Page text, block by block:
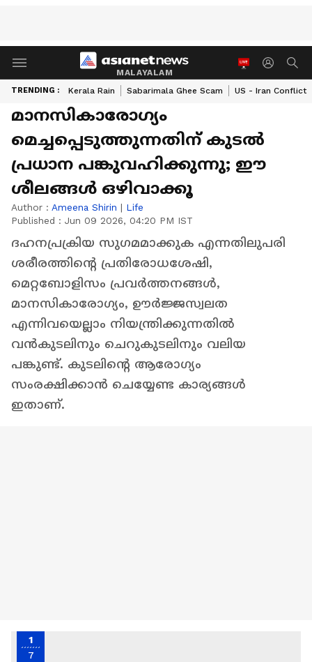
MALAYALAM
TRENDING : Kerala Rain Sabarimala Ghee Scam US - Iran Conflict
മാനസികാരോഗ്യം
മെച്ചപ്പെടുത്തുന്നതിന് കുടൽ
പ്രധാന പങ്കുവഹിക്കുന്നു; ഈ
ശീലങ്ങൾ ഒഴിവാക്കൂ
Author : Ameena Shirin | Life
Published : Jun 09 2026, 04:20 PM IST
ദഹനപ്രക്രിയ സുഗമമാക്കുക എന്നതിലുപരി
ശരീരത്തിന്റെ പ്രതിരോധശേഷി,
മെറ്റബോളിസം പ്രവർത്തനങ്ങൾ,
മാനസികാരോഗ്യം, ഊർജ്ജസ്വലത
എന്നിവയെല്ലാം നിയന്ത്രിക്കുന്നതിൽ
വൻകുടലിനും ചെറുകുടലിനും വലിയ
പങ്കുണ്ട്. കുടലിന്റെ ആരോഗ്യം
സംരക്ഷിക്കാൻ ചെയ്യേണ്ട കാര്യങ്ങൾ
ഇതാണ്.
1
7